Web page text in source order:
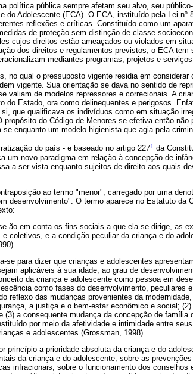
política pública sempre afetam seu alvo, seu
do Adolescente (ECA). O ECA, instituído pela Lei nº
reflexões e críticas. Constituído como um
de proteção sem distinção de classe
cujos direitos estão ameaçados ou violados em
dos direitos e regulamentos previstos, o ECA tem
mediantes programas, projetos e serviços
no qual o pressuposto vigente residia em
vigente. Sua orientação se dava no sentido de
valiam de modelos repressores e correcionais. A
do Estado, ora como delinequentes e perigosos.
que qualificava os indivíduos como em situação
do Código de Menores se efetiva então não
enquanto um modelo higienista que agia pela
do país - e baseado no artigo 2271 da
um novo paradigma em relação à concepção de
a ser vista enquanto sujeitos de direito aos quais
ao termo "menor", carregado por uma
desenvolvimento". O termo aparece no Estatuto da
ão em conta os fins sociais a que ela se dirige, as
coletivos, e a condição peculiar da criança e do
se para dizer que crianças e adolescentes
aplicáveis à sua idade, ao grau de
da criança e adolescente como pessoa em
como fases do desenvolvimento, peculiares
reflexo das mudanças provenientes da
a justiça e o bem-estar econômico e social;
a consequente mudança da concepção de família
por meio da afetividade e intimidade entre
e adolescentes (Grossman, 1998).
princípio a prioridade absoluta da criança e do
da criança e do adolescente, sobre as
infracionais, sobre o funcionamento dos conselhos